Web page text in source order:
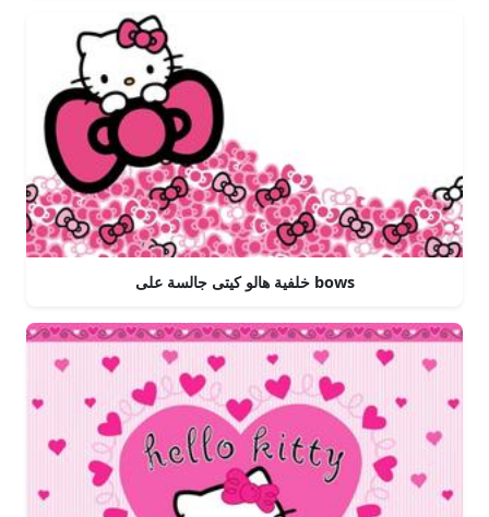
خلفية هالو كيتى جالسة على bows